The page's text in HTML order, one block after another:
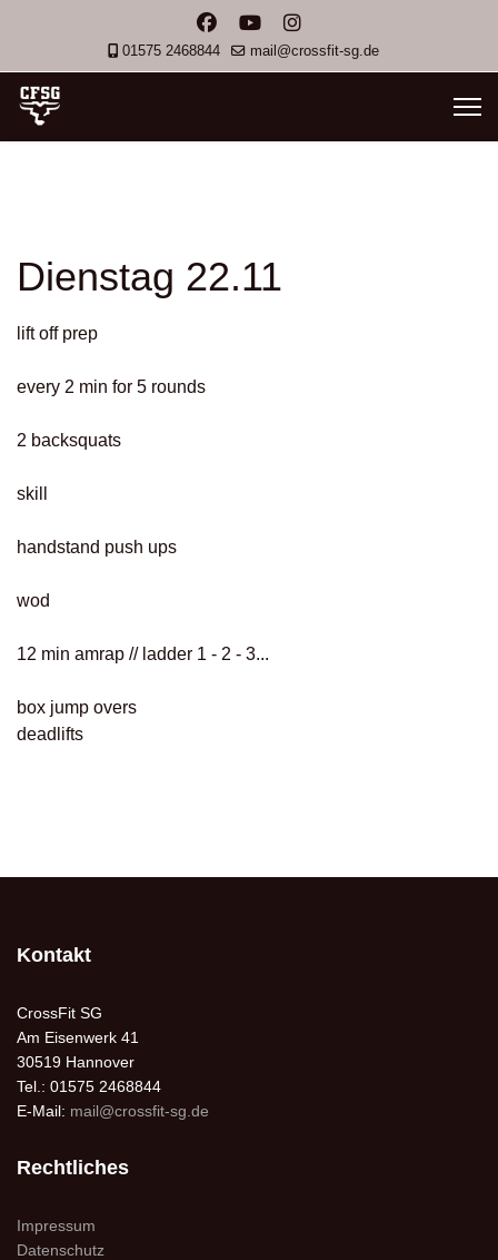
01575 2468844 mail@crossfit-sg.de
Dienstag 22.11
lift off prep
every 2 min for 5 rounds
2 backsquats
skill
handstand push ups
wod
12 min amrap // ladder 1 - 2 - 3...
box jump overs
deadlifts
Kontakt
CrossFit SG
Am Eisenwerk 41
30519 Hannover
Tel.: 01575 2468844
E-Mail: mail@crossfit-sg.de
Rechtliches
Impressum
Datenschutz